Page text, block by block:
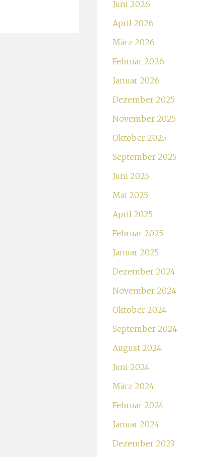
Juni 2026
April 2026
März 2026
Februar 2026
Januar 2026
Dezember 2025
November 2025
Oktober 2025
September 2025
Juni 2025
Mai 2025
April 2025
Februar 2025
Januar 2025
Dezember 2024
November 2024
Oktober 2024
September 2024
August 2024
Juni 2024
März 2024
Februar 2024
Januar 2024
Dezember 2023